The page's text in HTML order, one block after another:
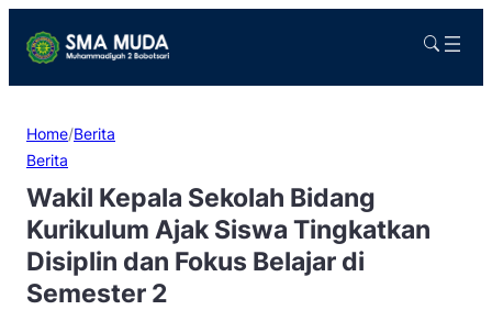
Home/Berita
Berita
Wakil Kepala Sekolah Bidang
Kurikulum Ajak Siswa Tingkatkan
Disiplin dan Fokus Belajar di
Semester 2